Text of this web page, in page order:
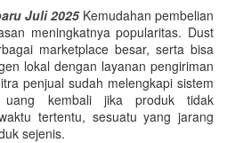
Juli 2025Kemudahan pembelian
meningkatnya popularitas. Dust
marketplace besar, serta bisa
lokal dengan layanan pengiriman
penjual sudah melengkapi sistem
uang kembali jika produk tidak
tertentu, sesuatu yang jarang
sejenis.